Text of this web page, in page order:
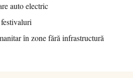
auto electric
în zone fără infrastructură